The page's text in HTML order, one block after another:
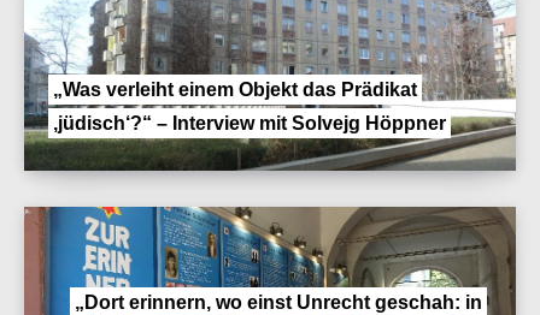
„Was verleiht einem Objekt das Prädikat
‚jüdisch‘?“ – Interview mit Solvejg Höppner
„Dort erinnern, wo einst Unrecht geschah: in